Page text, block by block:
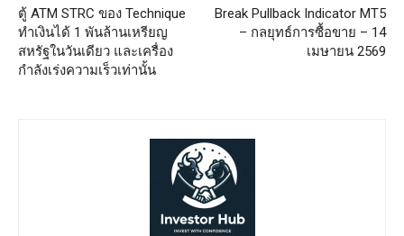
ตู้ ATM STRC ของ Technique
ทำเงินได้ 1 พันล้านเหรียญ
สหรัฐในวันเดียว และเครื่อง
กำลังเร่งความเร็วเท่านั้น
Break Pullback Indicator MT5
– กลยุทธ์การซื้อขาย – 14
เมษายน 2569